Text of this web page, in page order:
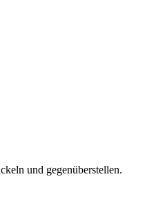
und gegenüberstellen.